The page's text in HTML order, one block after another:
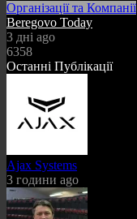
Організації та Компанії
Beregovo Today
3 дні ago
6358
Останні Публікації
Ajax Systems
3 години ago